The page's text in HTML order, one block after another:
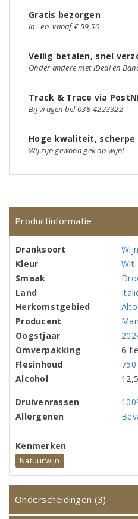
Gratis bezorgen
in en vanaf € 59,50
Veilig betalen, snel
Onder andere met iDeal en
Track & Trace via
Bij vragen bel 038-4223322
Hoge kwaliteit, scherpe
Wij zijn gewoon gek op wijn!
Productinformatie
Dranksoort
Wijn
Kleur
Wit
Smaak
Land
Herkomstgebied
Producent
Oogstjaar
Omverpakking
6
Flesinhoud
Alcohol
Druivenrassen
Allergenen
Kenmerken
Natuurwijn
Onderscheidingen (3)